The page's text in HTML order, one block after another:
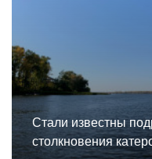
Стали известны
столкновения